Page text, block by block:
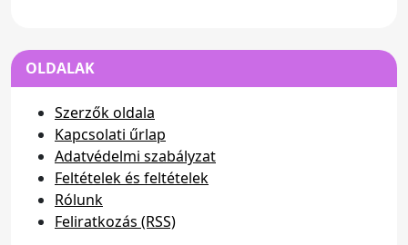
OLDALAK
Szerzők oldala
Kapcsolati űrlap
Adatvédelmi szabályzat
Feltételek és feltételek
Rólunk
Feliratkozás (RSS)